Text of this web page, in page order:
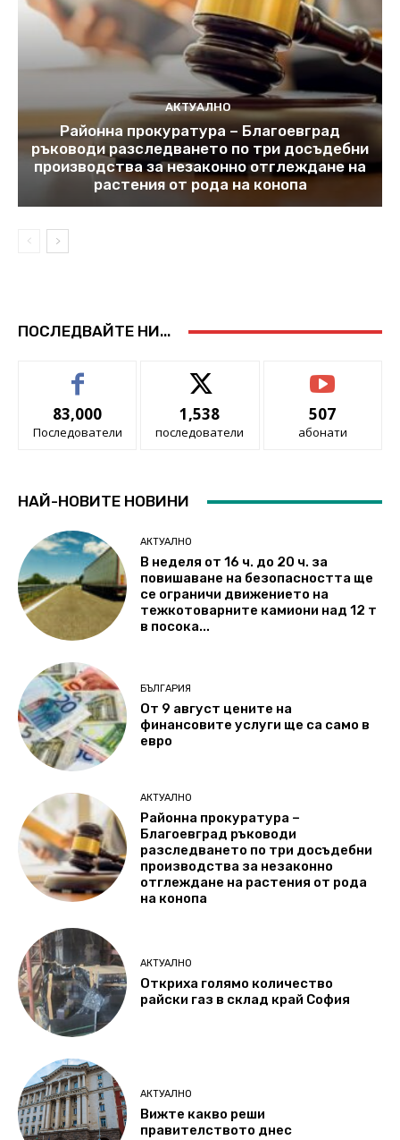
АКТУАЛНО
Районна прокуратура – Благоевград
ръководи разследването по три досъдебни
производства за незаконно отглеждане на
растения от рода на конопа
ПОСЛЕДВАЙТЕ НИ...
83,000
Последователи
1,538
последователи
507
абонати
НАЙ-НОВИТЕ НОВИНИ
АКТУАЛНО
В неделя от 16 ч. до 20 ч. за
повишаване на безопасността ще
се ограничи движението на
тежкотоварните камиони над 12 т
в посока...
БЪЛГАРИЯ
От 9 август цените на
финансовите услуги ще са само в
евро
АКТУАЛНО
Районна прокуратура –
Благоевград ръководи
разследването по три досъдебни
производства за незаконно
отглеждане на растения от рода
на конопа
АКТУАЛНО
Откриха голямо количество
райски газ в склад край София
АКТУАЛНО
Вижте какво реши
правителството днес